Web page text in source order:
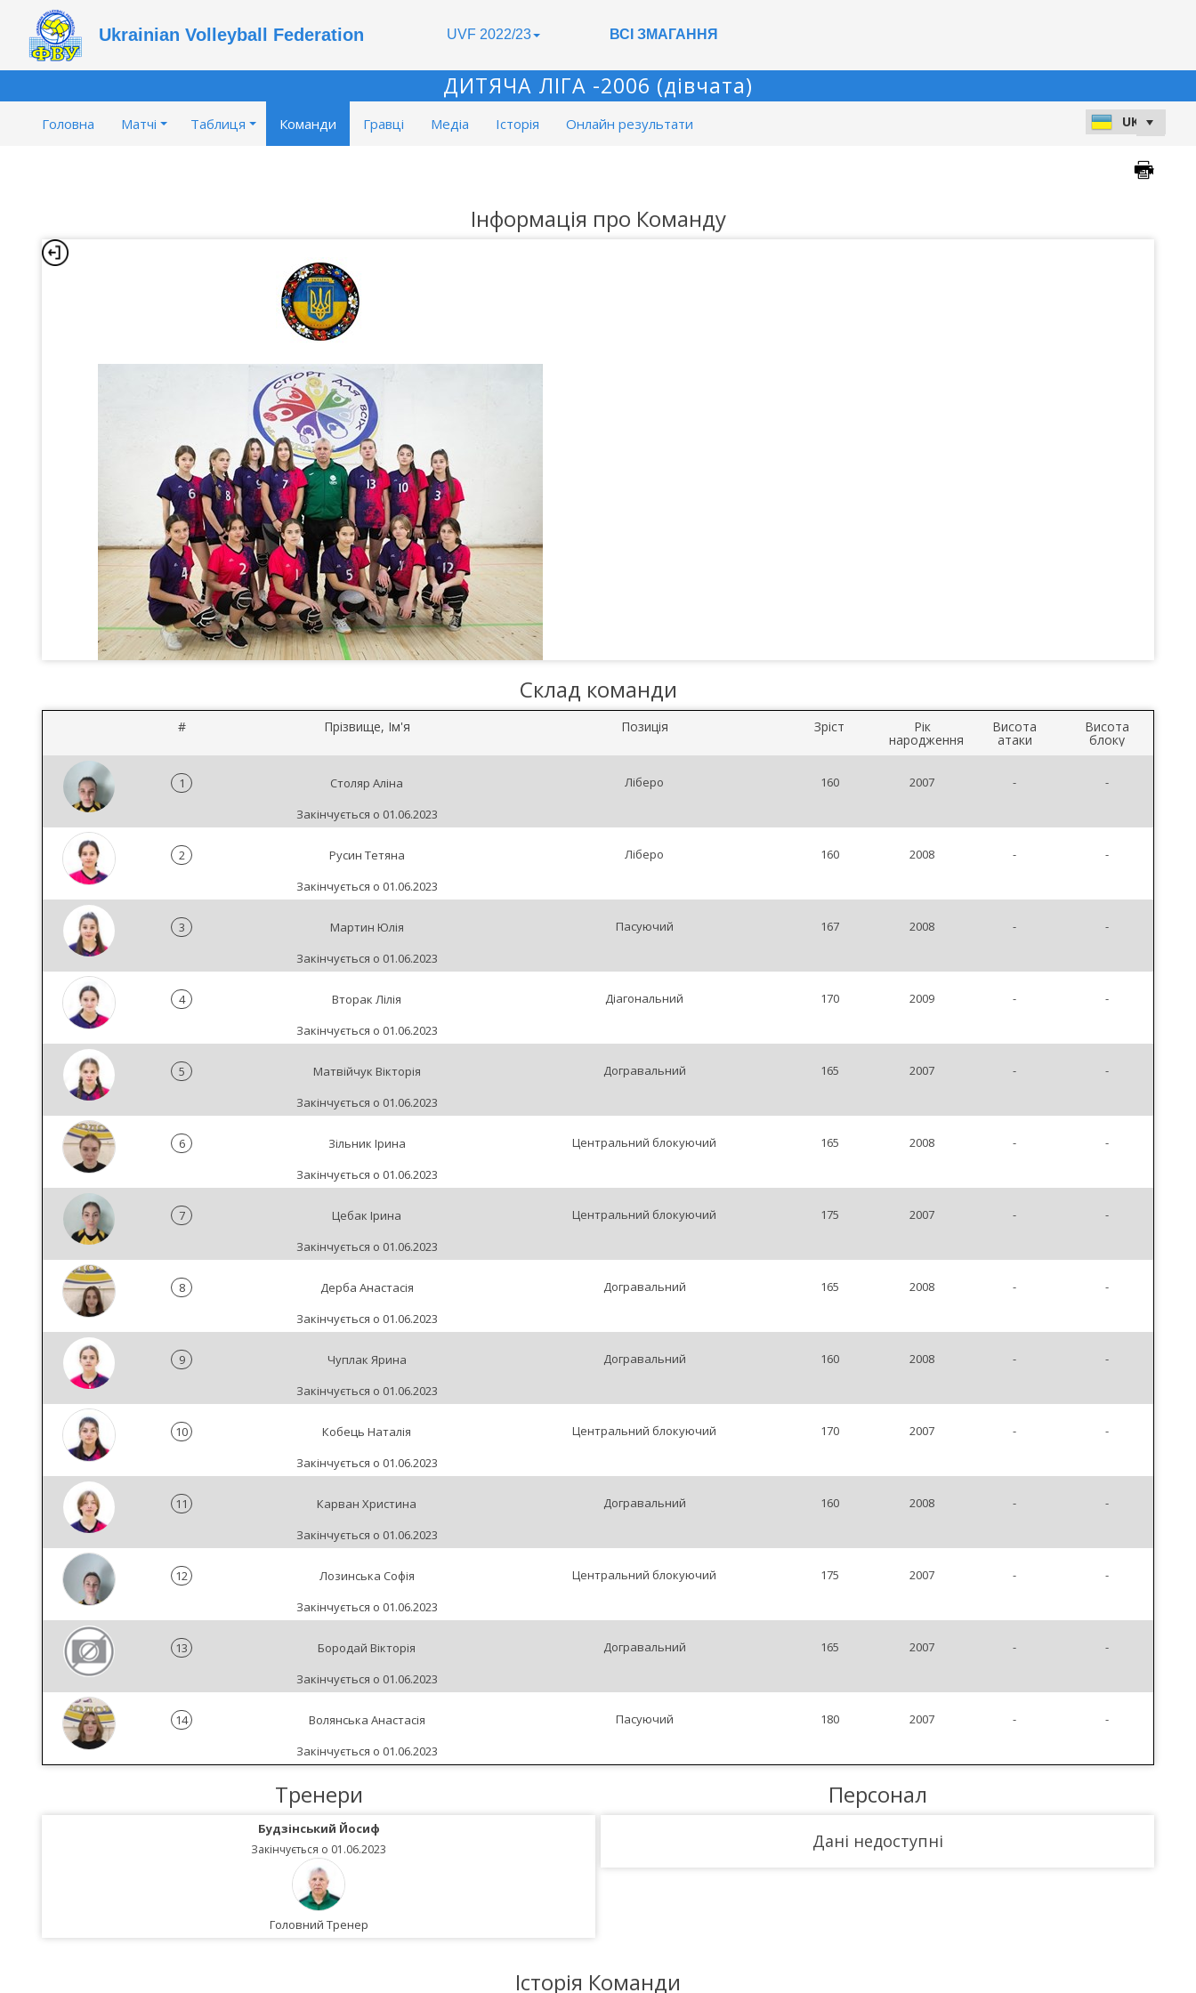
Ukrainian Volleyball Federation UVF 2022/23 ВСІ ЗМАГАННЯ
ДИТЯЧА ЛІГА -2006 (дівчата)
Головна Матчі Таблиця Команди Гравці Медіа Історія Онлайн результати
Інформація про Команду
Склад команди
# Прізвище, Ім'я Позиція Зріст Рік
народження
Висота
атаки
Висота
блоку
1
Столяр Аліна
Закінчується о 01.06.2023
Ліберо 160 2007 - -
2
Русин Тетяна
Закінчується о 01.06.2023
Ліберо 160 2008 - -
3
Мартин Юлія
Закінчується о 01.06.2023
Пасуючий 167 2008 - -
4
Вторак Лілія
Закінчується о 01.06.2023
Діагональний 170 2009 - -
5
Матвійчук Вікторія
Закінчується о 01.06.2023
Догравальний 165 2007 - -
6
Зільник Ірина
Закінчується о 01.06.2023
Центральний блокуючий 165 2008 - -
7
Цебак Ірина
Закінчується о 01.06.2023
Центральний блокуючий 175 2007 - -
8
Дерба Анастасія
Закінчується о 01.06.2023
Догравальний 165 2008 - -
9
Чуплак Ярина
Закінчується о 01.06.2023
Догравальний 160 2008 - -
10
Кобець Наталія
Закінчується о 01.06.2023
Центральний блокуючий 170 2007 - -
11
Карван Христина
Закінчується о 01.06.2023
Догравальний 160 2008 - -
12
Лозинська Софія
Закінчується о 01.06.2023
Центральний блокуючий 175 2007 - -
13
Бородай Вікторія
Закінчується о 01.06.2023
Догравальний 165 2007 - -
14
Волянська Анастасія
Закінчується о 01.06.2023
Пасуючий 180 2007 - -
Тренери
Будзінський Йосиф
Закінчується о 01.06.2023
Головний Тренер
Персонал
Дані недоступні
Історія Команди